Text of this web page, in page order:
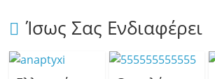
Ίσως Σας Ενδιαφέρει